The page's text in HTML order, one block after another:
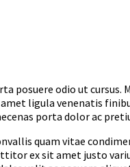
posuere odio ut
ligula venenatis
porta dolor ac
quam vitae
ex sit amet justo